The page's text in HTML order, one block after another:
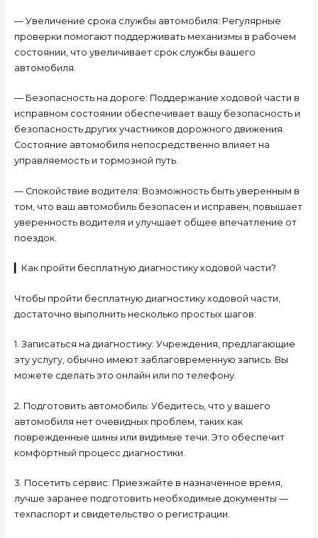
— Увеличение срока службы автомобиля: Регулярные
проверки помогают поддерживать механизмы в рабочем
состоянии, что увеличивает срок службы вашего
автомобиля.
— Безопасность на дороге: Поддержание ходовой части в
исправном состоянии обеспечивает вашу безопасность и
безопасность других участников дорожного движения.
Состояние автомобиля непосредственно влияет на
управляемость и тормозной путь.
— Спокойствие водителя: Возможность быть уверенным в
том, что ваш автомобиль безопасен и исправен, повышает
уверенность водителя и улучшает общее впечатление от
поездок.
▎Как пройти бесплатную диагностику ходовой части?
Чтобы пройти бесплатную диагностику ходовой части,
достаточно выполнить несколько простых шагов:
1. Записаться на диагностику: Учреждения, предлагающие
эту услугу, обычно имеют заблаговременную запись. Вы
можете сделать это онлайн или по телефону.
2. Подготовить автомобиль: Убедитесь, что у вашего
автомобиля нет очевидных проблем, таких как
поврежденные шины или видимые течи. Это обеспечит
комфортный процесс диагностики.
3. Посетить сервис: Приезжайте в назначенное время,
лучше заранее подготовить необходимые документы —
техпаспорт и свидетельство о регистрации.